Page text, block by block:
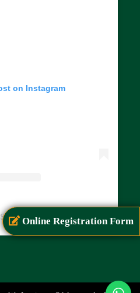
Online Registration Form
on Instagram
(@siarayurveda)